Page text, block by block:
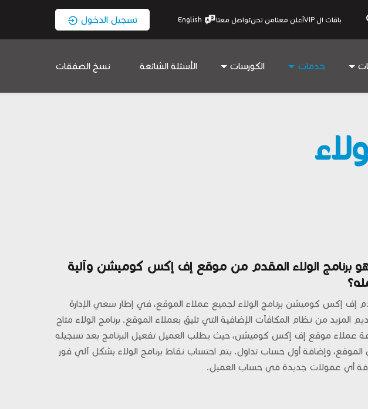
باقات ال VIP أعلن معنامن نحنتواصل معنا English تسجيل الدخول
خدمات الكورسات الأسئلة الشائعة نسخ الصفقات
برنامج الولاء المقدم من موقع إف إكس كوميشن وآلية
إف إكس كوميشن برنامج الولاء لجميع عملاء الموقع، في إطار سعي الإدارة
المزيد من نظام المكافآت الإضافية التي تليق بعملاء الموقع. برنامج الولاء متاح
عملاء موقع إف إكس كوميشن، حيث يطلب العميل تفعيل البرنامج بعد تسجيله
وإضافة أول حساب تداول. يتم احتساب نقاط برنامج الولاء بشكل آلي فور
أي عمولات جديدة في حساب العميل.